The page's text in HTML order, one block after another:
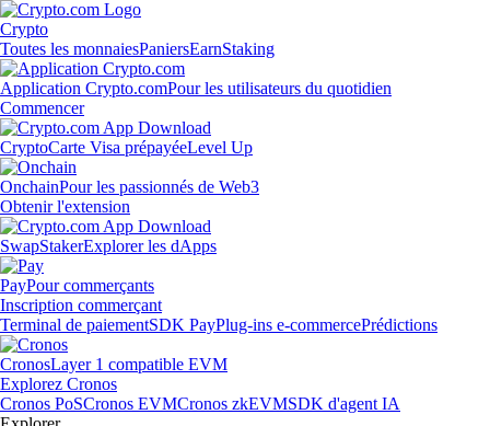
Crypto
Toutes les monnaiesPaniersEarnStaking
Application Crypto.comPour les utilisateurs du quotidien
Commencer
CryptoCarte Visa prépayéeLevel Up
OnchainPour les passionnés de Web3
Obtenir l'extension
SwapStakerExplorer les dApps
PayPour commerçants
Inscription commerçant
Terminal de paiementSDK PayPlug-ins e-commercePrédictions
CronosLayer 1 compatible EVM
Explorez Cronos
Cronos PoSCronos EVMCronos zkEVMSDK d'agent IA